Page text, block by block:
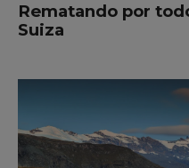
Rematando por
Suiza